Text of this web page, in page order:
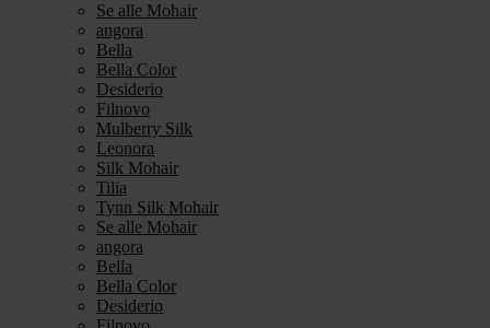
Se alle Mohair
angora
Bella
Bella Color
Desiderio
Filnovo
Mulberry Silk
Leonora
Silk Mohair
Tilia
Tynn Silk Mohair
Se alle Mohair
angora
Bella
Bella Color
Desiderio